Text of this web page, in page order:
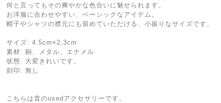
何と言ってもその爽やかな色合いに魅せられます。
お洋服に合わせやすい、ベーシックなアイテム。
帽子やシャツの襟元にも留めていただける、小振りなサイズです。
サイズ: 4.5cm×2.3cm
素材: 銅、メタル、エナメル
状態: 大変きれいです。
刻印: 無し
こちらは昔のusedアクセサリーです。